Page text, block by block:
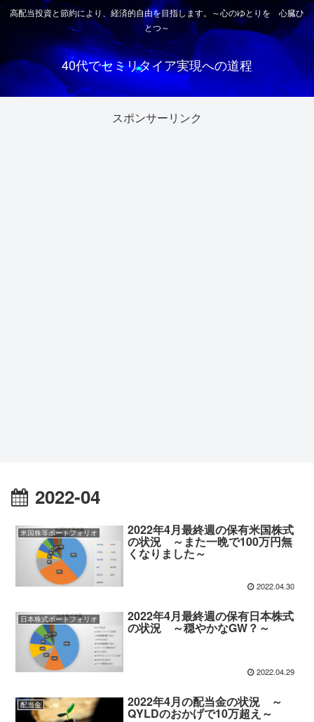
高配当投資と節約により、経済的自由を目指します。～心のゆとりを 心臓ひ
とつ～
40代でセミリタイア実現への道程
スポンサーリンク
2022-04
米国株等ポートフォリオ 2022年4月最終週の保有米国株式
の状況 ～また一晩で100万円無
くなりました～
2022.04.30
日本株式ポートフォリオ 2022年4月最終週の保有日本株式
の状況 ～穏やかなGW？～
2022.04.29
配当金 2022年4月の配当金の状況 ～
QYLDのおかげで10万超え～